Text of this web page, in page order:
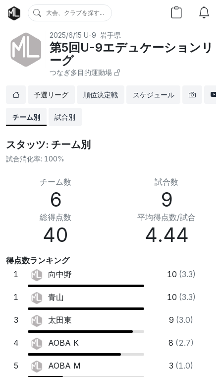
大会、クラブを探す...
2025/6/15 U-9 岩手県
第5回U-9エデュケーションリ
ーグ
つなぎ多目的運動場
予選リーグ 順位決定戦 スケジュール
チーム別 試合別
スタッツ: チーム別
試合消化率: 100%
チーム数
6
試合数
9
総得点数
40
平均得点数/試合
4.44
得点数ランキング
1
向中野 10 (3.3)
1 青山 10 (3.3)
3 太田東 9 (3.0)
4 AOBA K 8 (2.7)
5 AOBA M 3 (1.0)